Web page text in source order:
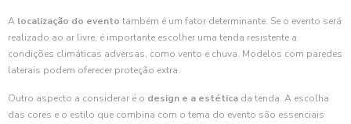
A localização do evento também é um fator determinante. Se o evento será
realizado ao ar livre, é importante escolher uma tenda resistente a
condições climáticas adversas, como vento e chuva. Modelos com paredes
laterais podem oferecer proteção extra.
Outro aspecto a considerar é o design e a estética da tenda. A escolha
das cores e o estilo que combina com o tema do evento são essenciais